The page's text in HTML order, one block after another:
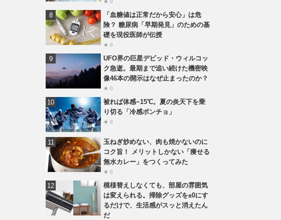
★ 0
「血糖値は正常だから安心」は危
険？ 糖尿病「早期発見」のための基
礎を現役医師が伝授
★ 0
UFO界の巨星デビッド・ウィルコッ
ク急逝。最期まで追い続けた機密映
像46本の開示はなぜ止まったのか？
★ 0
被れば体感−15℃。夏の炎天下を乗
り切る「冷感ポンチョ」
★ 0
玉ねぎ炒めない、肉も焼かないのに
コク旨！ メリットしかない「痩せる
無水カレー」をつくってみた
★ 0
模様替えしなくても、部屋の雰囲気
は変えられる。掃除グッズを±0にす
るだけで、生活感がスッと消えたん
だ